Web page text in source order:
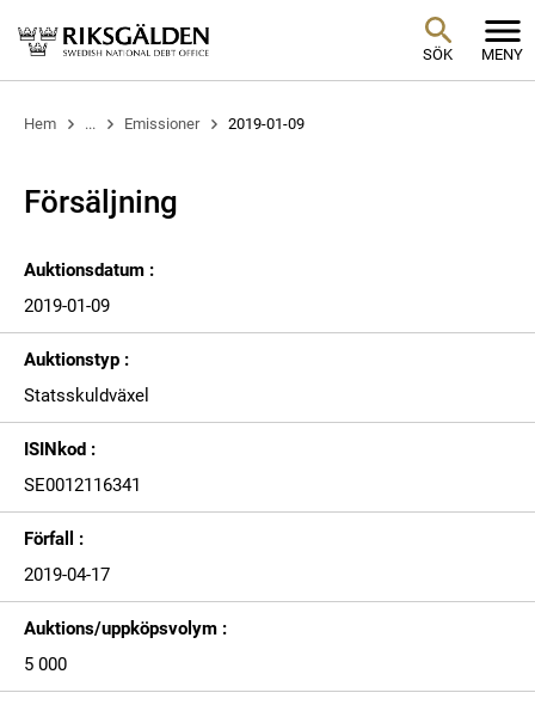
SÖK MENY
Hem ... Emissioner 2019-01-09
Försäljning
Auktionsdatum :
2019-01-09
Auktionstyp :
Statsskuldväxel
ISINkod :
SE0012116341
Förfall :
2019-04-17
Auktions/uppköpsvolym :
5 000